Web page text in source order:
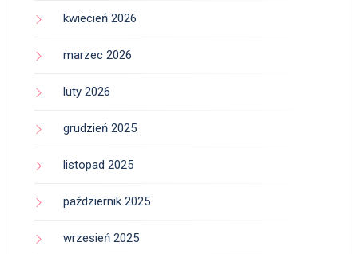
kwiecień 2026
marzec 2026
luty 2026
grudzień 2025
listopad 2025
październik 2025
wrzesień 2025